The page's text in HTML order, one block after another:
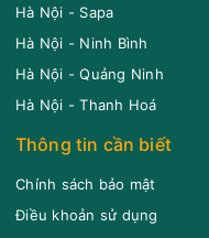
Hải Vân Vũng Tàu
Giá vé:230.000
11:0010/08/2026
Văn phòng Hoa Mai
Vũng Tàu
Hà Nội - Sapa
Hà Nội - Ninh Bình
Hà Nội - Quảng Ninh
Hà Nội - Thanh Hoá
Thông tin cần biết
Chính sách bảo mật
Điều khoản sử dụng